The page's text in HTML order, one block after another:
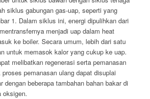
siklus gabungan gas-uap, seperti yang
1. Dalam siklus ini, energi dipulihkan dari
menjadi uap dalam heat
ke boiler. Secara umum, lebih dari satu
untuk memasok kalor yang cukup ke uap.
melibatkan regenerasi serta pemanasan
pemanasan ulang dapat disuplai
dengan beberapa tambahan bahan bakar di
oksigen.